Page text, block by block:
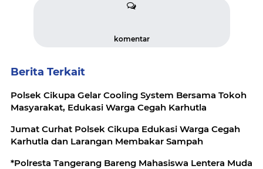
komentar
Berita Terkait
Polsek Cikupa Gelar Cooling System Bersama Tokoh
Masyarakat, Edukasi Warga Cegah Karhutla
Jumat Curhat Polsek Cikupa Edukasi Warga Cegah
Karhutla dan Larangan Membakar Sampah
*Polresta Tangerang Bareng Mahasiswa Lentera Muda